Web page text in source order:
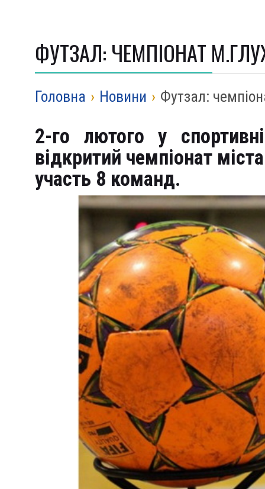
ФУТЗАЛ: ЧЕМПІОНАТ
Головна › Новини › Футзал:
2-го лютого у
відкритий чемпіонат
участь 8 команд.